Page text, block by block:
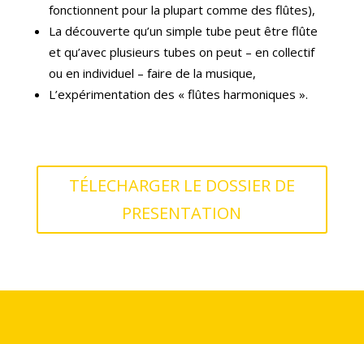
fonctionnent pour la plupart comme des flûtes),
La découverte qu’un simple tube peut être flûte
et qu’avec plusieurs tubes on peut – en collectif
ou en individuel – faire de la musique,
L’expérimentation des « flûtes harmoniques ».
TÉLECHARGER LE DOSSIER DE
PRESENTATION